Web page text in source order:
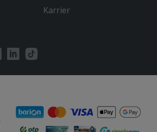
Karrier